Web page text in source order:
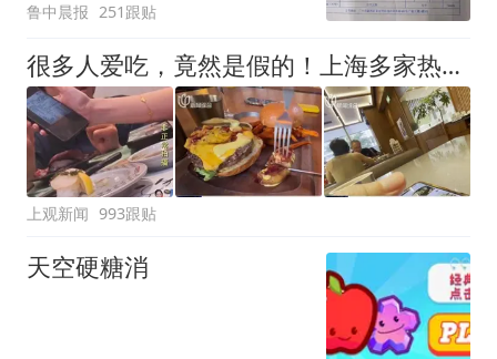
后眼睛肿到流泪、视物模
糊
鲁中晨报 251跟贴
很多人爱吃，竟然是假的！上海多家热门餐饮店被曝光，网友热议
上观新闻 993跟贴
天空硬糖消